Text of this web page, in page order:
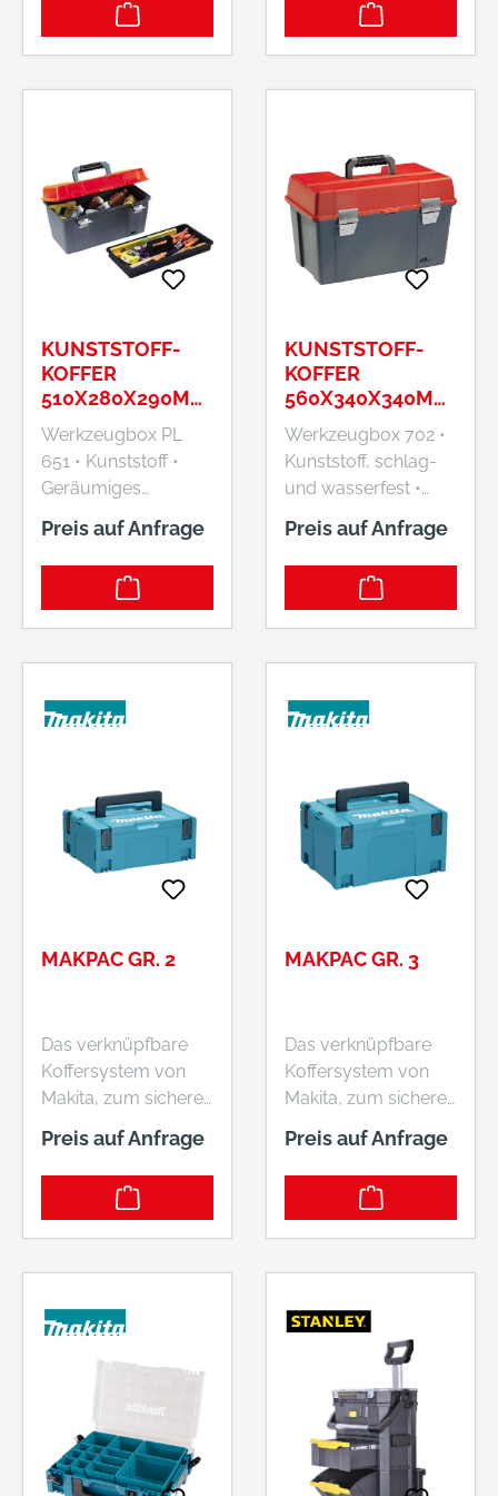
jeden Hammertyp
shop@plano-em.de
Befort-Strasse 12,
35578 Wetzlar, DE,
+49 6441 97650,
shop@plano-em.de
KUNSTSTOFF-
KOFFER
510X280X290MM
PLANO
Werkzeugbox PL
651 • Kunststoff •
Geräumiges
herausnehmbarem
Kleinteilefach •
Kunststoffgriff mit
Kunststofflasche zur
Anbringung eines
Inhalt. Hersteller:
Plano GmbH, Ernst-
Befort-Strasse 12,
35578 Wetzlar, DE,
Preis auf Anfrage
KUNSTSTOFF-
KOFFER
560X340X340MM
PLANO
Werkzeugbox 702 •
Kunststoff, schlag-
und wasserfest •
Werkzeugmaschine
n und Einsatz für
Kleinteile •
Klappschließen •
Kunststofflasche zur
Vorhängeschlosses
Hersteller: Plano
GmbH, Ernst-Befort-
Strasse 12, 35578
Wetzlar, DE, +49
Preis auf Anfrage
MAKPAC GR. 2
Das verknüpfbare
Koffersystem von
Makita, zum sicheren
Maschinen und
Zubehör.
Preis auf Anfrage
MAKPAC GR. 3
Das verknüpfbare
Koffersystem von
Makita, zum sicheren
Maschinen und
Zubehör.
Preis auf Anfrage